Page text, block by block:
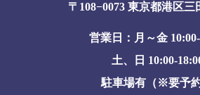
〒108−0073 東京都港区三
営業日：月～金
土、日 10:00-
駐車場有（※要予約